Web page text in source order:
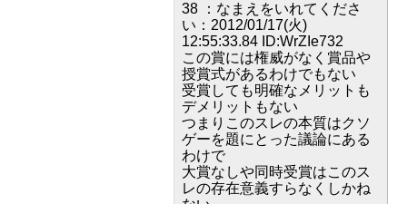
38 ：なまえをいれてくださ
い：2012/01/17(火)
12:55:33.84 ID:WrZIe732
この賞には権威がなく賞品や
授賞式があるわけでもない
受賞しても明確なメリットも
デメリットもない
つまりこのスレの本質はクソ
ゲーを題にとった議論にある
わけで
大賞なしや同時受賞はこのス
レの存在意義すらなくしかね